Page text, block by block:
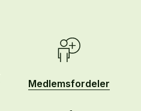
Medlemsfordeler